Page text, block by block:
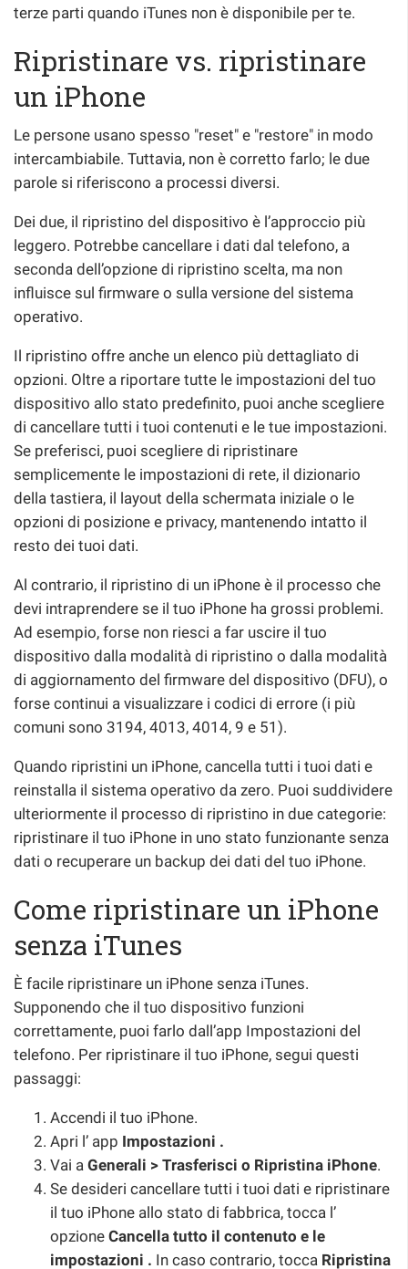
terze parti quando iTunes non è disponibile per te.
Ripristinare vs. ripristinare
un iPhone
Le persone usano spesso "reset" e "restore" in modo
intercambiabile. Tuttavia, non è corretto farlo; le due
parole si riferiscono a processi diversi.
Dei due, il ripristino del dispositivo è l’approccio più
leggero. Potrebbe cancellare i dati dal telefono, a
seconda dell’opzione di ripristino scelta, ma non
influisce sul firmware o sulla versione del sistema
operativo.
Il ripristino offre anche un elenco più dettagliato di
opzioni. Oltre a riportare tutte le impostazioni del tuo
dispositivo allo stato predefinito, puoi anche scegliere
di cancellare tutti i tuoi contenuti e le tue impostazioni.
Se preferisci, puoi scegliere di ripristinare
semplicemente le impostazioni di rete, il dizionario
della tastiera, il layout della schermata iniziale o le
opzioni di posizione e privacy, mantenendo intatto il
resto dei tuoi dati.
Al contrario, il ripristino di un iPhone è il processo che
devi intraprendere se il tuo iPhone ha grossi problemi.
Ad esempio, forse non riesci a far uscire il tuo
dispositivo dalla modalità di ripristino o dalla modalità
di aggiornamento del firmware del dispositivo (DFU), o
forse continui a visualizzare i codici di errore (i più
comuni sono 3194, 4013, 4014, 9 e 51).
Quando ripristini un iPhone, cancella tutti i tuoi dati e
reinstalla il sistema operativo da zero. Puoi suddividere
ulteriormente il processo di ripristino in due categorie:
ripristinare il tuo iPhone in uno stato funzionante senza
dati o recuperare un backup dei dati del tuo iPhone.
Come ripristinare un iPhone
senza iTunes
È facile ripristinare un iPhone senza iTunes.
Supponendo che il tuo dispositivo funzioni
correttamente, puoi farlo dall’app Impostazioni del
telefono. Per ripristinare il tuo iPhone, segui questi
passaggi:
Accendi il tuo iPhone.
Apri l’ app Impostazioni .
Vai a Generali > Trasferisci o Ripristina iPhone.
Se desideri cancellare tutti i tuoi dati e ripristinare
il tuo iPhone allo stato di fabbrica, tocca l’
opzione Cancella tutto il contenuto e le
impostazioni . In caso contrario, tocca Ripristina